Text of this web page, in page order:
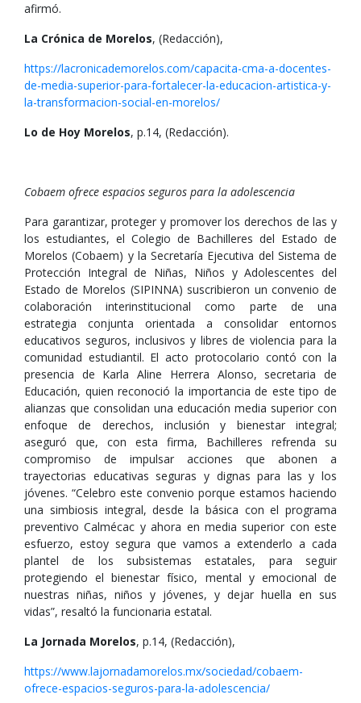
afirmó.
La Crónica de Morelos, (Redacción),
https://lacronicademorelos.com/capacita-cma-a-docentes-
de-media-superior-para-fortalecer-la-educacion-artistica-y-
la-transformacion-social-en-morelos/
Lo de Hoy Morelos, p.14, (Redacción).
Cobaem ofrece espacios seguros para la adolescencia
Para garantizar, proteger y promover los derechos de las y
los estudiantes, el Colegio de Bachilleres del Estado de
Morelos (Cobaem) y la Secretaría Ejecutiva del Sistema de
Protección Integral de Niñas, Niños y Adolescentes del
Estado de Morelos (SIPINNA) suscribieron un convenio de
colaboración interinstitucional como parte de una
estrategia conjunta orientada a consolidar entornos
educativos seguros, inclusivos y libres de violencia para la
comunidad estudiantil. El acto protocolario contó con la
presencia de Karla Aline Herrera Alonso, secretaria de
Educación, quien reconoció la importancia de este tipo de
alianzas que consolidan una educación media superior con
enfoque de derechos, inclusión y bienestar integral;
aseguró que, con esta firma, Bachilleres refrenda su
compromiso de impulsar acciones que abonen a
trayectorias educativas seguras y dignas para las y los
jóvenes. “Celebro este convenio porque estamos haciendo
una simbiosis integral, desde la básica con el programa
preventivo Calmécac y ahora en media superior con este
esfuerzo, estoy segura que vamos a extenderlo a cada
plantel de los subsistemas estatales, para seguir
protegiendo el bienestar físico, mental y emocional de
nuestras niñas, niños y jóvenes, y dejar huella en sus
vidas”, resaltó la funcionaria estatal.
La Jornada Morelos, p.14, (Redacción),
https://www.lajornadamorelos.mx/sociedad/cobaem-
ofrece-espacios-seguros-para-la-adolescencia/